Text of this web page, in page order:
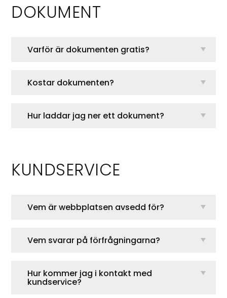
DOKUMENT
Varför är dokumenten gratis?
Kostar dokumenten?
Hur laddar jag ner ett dokument?
KUNDSERVICE
Vem är webbplatsen avsedd för?
Vem svarar på förfrågningarna?
Hur kommer jag i kontakt med
kundservice?